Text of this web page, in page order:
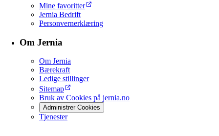
Mine favoritter
Jernia Bedrift
Personvernerklæring
Om Jernia
Om Jernia
Bærekraft
Ledige stillinger
Sitemap
Bruk av Cookies på jernia.no
Administrer Cookies
Tjenester